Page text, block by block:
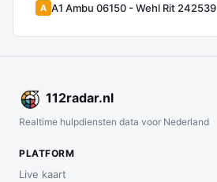
A A1 Ambu 06150 - Wehl Rit 242539
112radar.nl
Realtime hulpdiensten data voor Nederland
PLATFORM
Live kaart